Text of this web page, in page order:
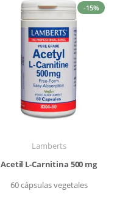
-15%
Lamberts
Acetil L-Carnitina 500 mg
60 cápsulas vegetales